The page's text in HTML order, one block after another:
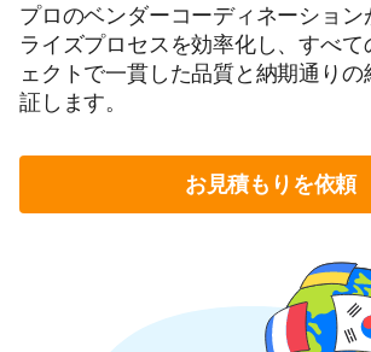
会社情報
プロのベンダーコーディネーション
ライズプロセスを効率化し、すべて
ェクトで一貫した品質と納期通りの
証します。
お見積もりを依頼